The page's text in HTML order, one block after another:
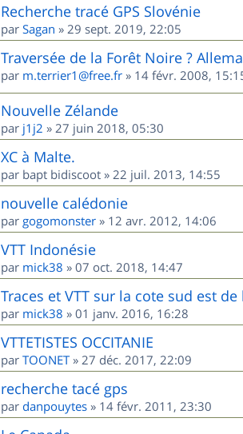
Recherche tracé GPS Slovénie
par Sagan » 29 sept. 2019, 22:05
Traversée de la Forêt Noire ?
par m.terrier1@free.fr » 14 févr. 2008,
Nouvelle Zélande
par j1j2 » 27 juin 2018, 05:30
XC à Malte.
par bapt bidiscoot » 22 juil. 2013, 14:55
nouvelle calédonie
par gogomonster » 12 avr. 2012, 14:06
VTT Indonésie
par mick38 » 07 oct. 2018, 14:47
Traces et VTT sur la cote sud est de
par mick38 » 01 janv. 2016, 16:28
VTTETISTES OCCITANIE
par TOONET» 27 déc. 2017, 22:09
recherche tacé gps
par danpouytes » 14 févr. 2011, 23:30